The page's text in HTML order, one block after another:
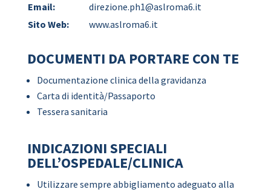
Email:
direzione.ph1@aslroma6.it
Sito Web:
www.aslroma6.it
DOCUMENTI DA PORTARE CON TE
Documentazione clinica della gravidanza
Carta di identità/Passaporto
Tessera sanitaria
INDICAZIONI SPECIALI
DELL’OSPEDALE/CLINICA
Utilizzare sempre abbigliamento adeguato alla